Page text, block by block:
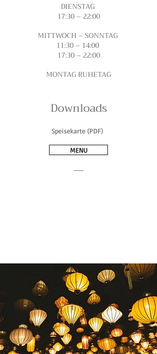
DIENSTAG
17:30 – 22:00
MITTWOCH – SONNTAG
11:30 – 14:00
17:30 – 22:00
MONTAG RUHETAG
Downloads
Speisekarte (PDF)
MENU